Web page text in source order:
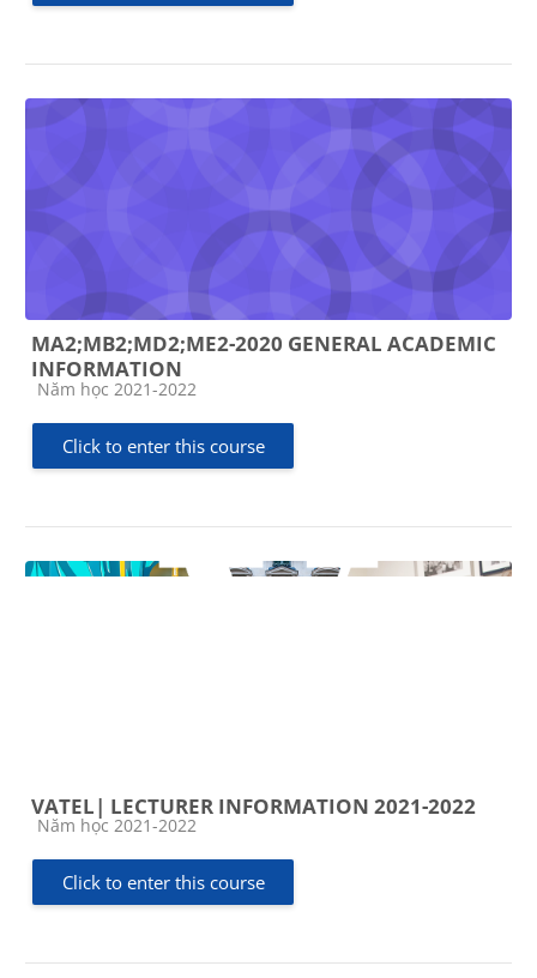
MA2;MB2;MD2;ME2-2020 GENERAL ACADEMIC
INFORMATION
Course category
Năm học 2021-2022
Click to enter this course
VATEL| LECTURER INFORMATION 2021-2022
Course category
Năm học 2021-2022
Click to enter this course